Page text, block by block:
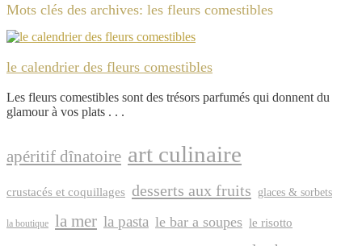
Mots clés des archives: les fleurs comestibles
le calendrier des fleurs comestibles
Les fleurs comestibles sont des trésors parfumés qui donnent du
glamour à vos plats . . .
apéritif dînatoire art culinaire
crustacés et coquillages desserts aux fruits glaces & sorbets
la boutique la mer la pasta le bar a soupes le risotto